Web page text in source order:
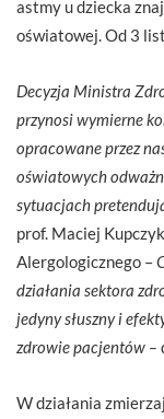
astmy u dziecka
oświatowej. Od 3
Decyzja Ministra
przynosi wymierne
opracowane przez
oświatowych
sytuacjach
prof. Maciej
Alergologicznego –
działania sektora
jedyny słuszny i
zdrowie pacjentów –
W działania